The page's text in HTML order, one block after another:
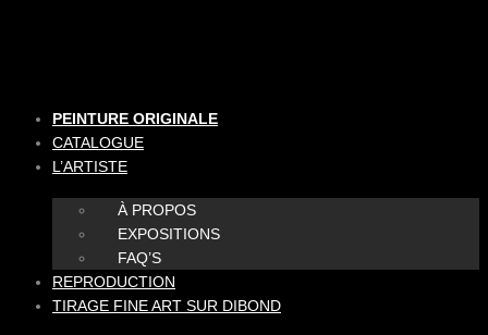
PEINTURE ORIGINALE
CATALOGUE
L’ARTISTE
À PROPOS
EXPOSITIONS
FAQ’S
REPRODUCTION
TIRAGE FINE ART SUR DIBOND